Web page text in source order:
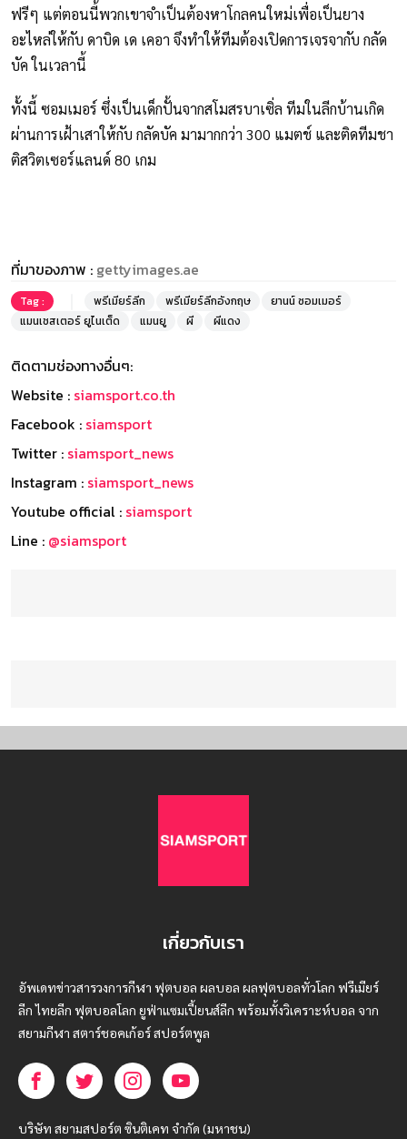
ฟรีๆ แต่ตอนนี้พวกเขาจำเป็นต้องหาโกลคนใหม่เพื่อเป็นยาง
อะไหล่ให้กับ ดาบิด เด เคอา จึงทำให้ทีมต้องเปิดการเจรจากับ กลัด
บัค ในเวลานี้
ทั้งนี้ ซอมเมอร์ ซึ่งเป็นเด็กปั้นจากสโมสรบาเซิ่ล ทีมในลีกบ้านเกิด
ผ่านการเฝ้าเสาให้กับ กลัดบัค มามากกว่า 300 แมตช์ และติดทีมชา
ติสวิตเซอร์แลนด์ 80 เกม
ที่มาของภาพ : gettyimages.ae
Tag : พรีเมียร์ลีก พรีเมียร์ลีกอังกฤษ
ยานน์ ซอมเมอร์
แมนเชสเตอร์ ยูไนเต็ด
แมนยู ผี ผีแดง
ติดตามช่องทางอื่นๆ:
Website : siamsport.co.th
Facebook : siamsport
Twitter : siamsport_news
Instagram : siamsport_news
Youtube official : siamsport
Line : @siamsport
เกี่ยวกับเรา
อัพเดทข่าวสารวงการกีฬา ฟุตบอล ผลบอล ผลฟุตบอลทั่วโลก ฟรีเมียร์
ลีก ไทยลีก ฟุตบอลโลก ยูฟ่าแซมเปี้ยนส์ลีก พร้อมทั้งวิเคราะห์บอล จาก
สยามกีฬา สตาร์ชอคเก้อร์ สปอร์ตพูล
บริษัท สยามสปอร์ต ซินติเคท จำกัด (มหาชน)